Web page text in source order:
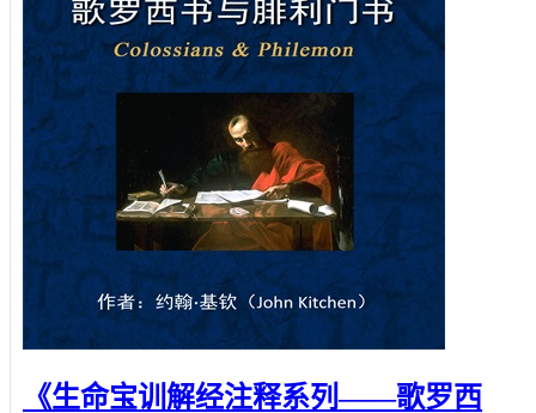
《生命宝训解经注释系列——歌罗西